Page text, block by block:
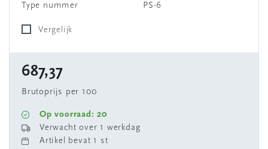
Type nummer
PS-6
Vergelijk
687,37
Brutoprijs per 100
Op voorraad: 20
Verwacht over 1 werkdag
Artikel bevat 1 st